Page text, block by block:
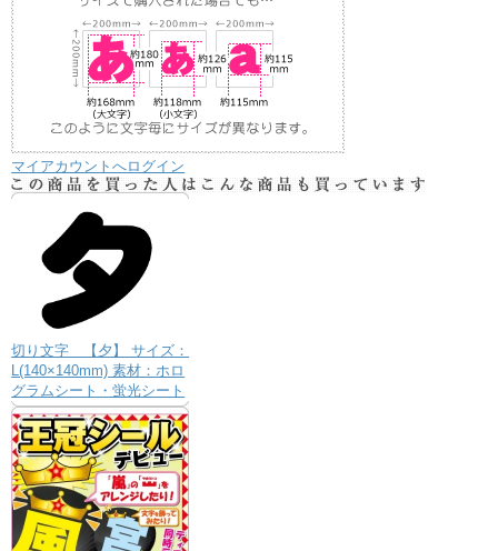
マイアカウントへログイン
切り文字 【夕】 サイズ：
L(140×140mm) 素材：ホロ
グラムシート・蛍光シート